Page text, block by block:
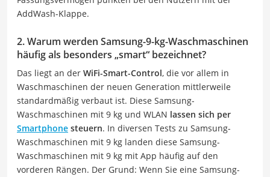
AddWash-Klappe.
2. Warum werden Samsung-9-kg-Waschmaschinen
häufig als besonders „smart“ bezeichnet?
Das liegt an der WiFi-Smart-Control, die vor allem in
Waschmaschinen der neuen Generation mittlerweile
standardmäßig verbaut ist. Diese Samsung-
Waschmaschinen mit 9 kg und WLAN lassen sich per
Smartphone steuern. In diversen Tests zu Samsung-
Waschmaschinen mit 9 kg landen diese Samsung-
Waschmaschinen mit 9 kg mit App häufig auf den
vorderen Rängen. Der Grund: Wenn Sie eine Samsung-